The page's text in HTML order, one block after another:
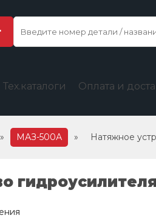
Тех.каталоги Оплата и
» МАЗ-500А » Натяжное